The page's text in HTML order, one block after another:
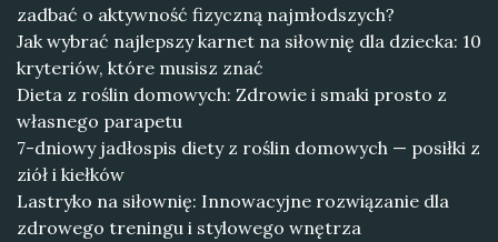
zadbać o aktywność fizyczną najmłodszych?
Jak wybrać najlepszy karnet na siłownię dla dziecka: 10
kryteriów, które musisz znać
Dieta z roślin domowych: Zdrowie i smaki prosto z
własnego parapetu
7-dniowy jadłospis diety z roślin domowych — posiłki z
ziół i kiełków
Lastryko na siłownię: Innowacyjne rozwiązanie dla
zdrowego treningu i stylowego wnętrza